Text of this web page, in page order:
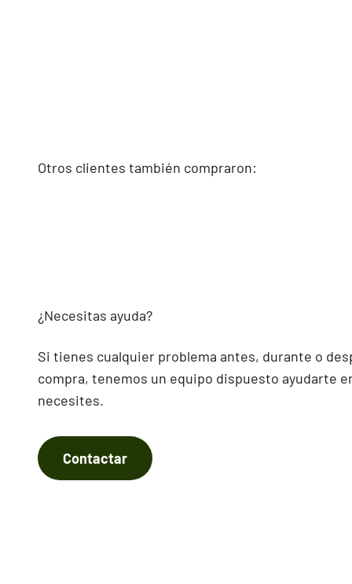
Otros clientes también compraron:
¿Necesitas ayuda?
Si tienes cualquier problema antes, durante o
compra, tenemos un equipo dispuesto ayudarte
necesites.
Contactar